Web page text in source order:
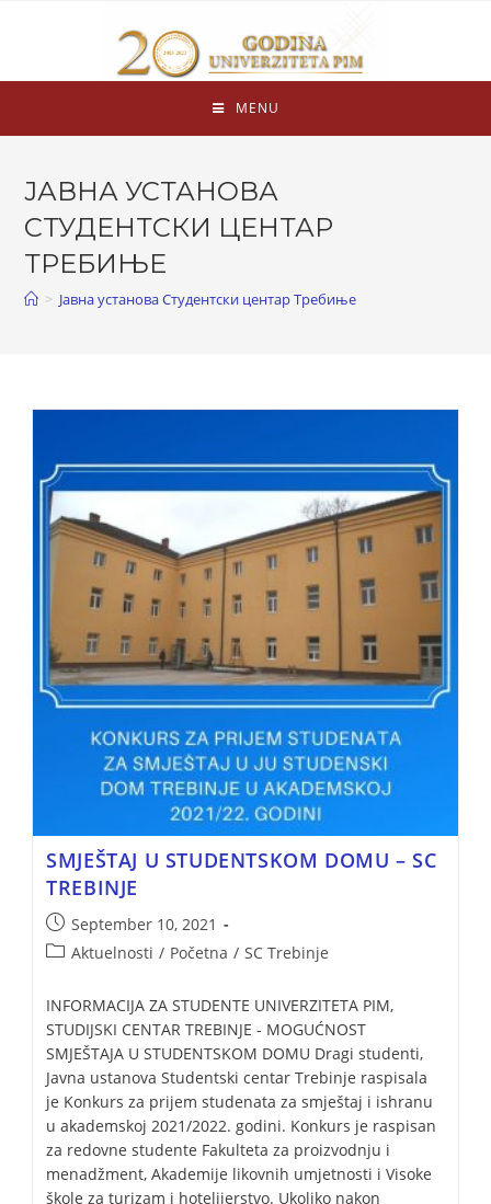
MENU
ЈАВНА УСТАНОВА
СТУДЕНТСКИ ЦЕНТАР
ТРЕБИЊЕ
> Јавна установа Студентски центар Требиње
SMJEŠTAJ U STUDENTSKOM DOMU – SC
TREBINJE
September 10, 2021
Aktuelnosti / Početna / SC Trebinje
INFORMACIJA ZA STUDENTE UNIVERZITETA PIM,
STUDIJSKI CENTAR TREBINJE - MOGUĆNOST
SMJEŠTAJA U STUDENTSKOM DOMU Dragi studenti,
Javna ustanova Studentski centar Trebinje raspisala
je Konkurs za prijem studenata za smještaj i ishranu
u akademskoj 2021/2022. godini. Konkurs je raspisan
za redovne studente Fakulteta za proizvodnju i
menadžment, Akademije likovnih umjetnosti i Visoke
škole za turizam i hotelijerstvo. Ukoliko nakon